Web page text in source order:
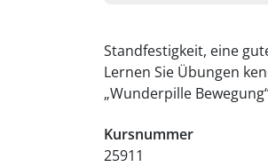
Standfestigkeit, eine
Lernen Sie Übungen
„Wunderpille
Kursnummer
25911